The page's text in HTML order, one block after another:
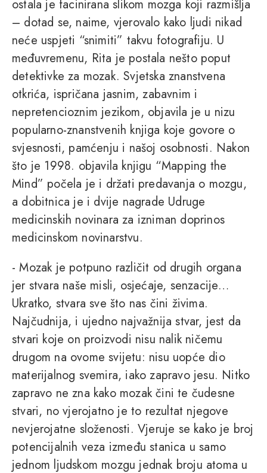
ostala je facinirana slikom mozga koji razmišlja
– dotad se, naime, vjerovalo kako ljudi nikad
neće uspjeti “snimiti” takvu fotografiju. U
međuvremenu, Rita je postala nešto poput
detektivke za mozak. Svjetska znanstvena
otkrića, ispričana jasnim, zabavnim i
nepretencioznim jezikom, objavila je u nizu
popularno-znanstvenih knjiga koje govore o
svjesnosti, pamćenju i našoj osobnosti. Nakon
što je 1998. objavila knjigu “Mapping the
Mind” počela je i držati predavanja o mozgu,
a dobitnica je i dvije nagrade Udruge
medicinskih novinara za izniman doprinos
medicinskom novinarstvu.
- Mozak je potpuno različit od drugih organa
jer stvara naše misli, osjećaje, senzacije…
Ukratko, stvara sve što nas čini živima.
Najčudnija, i ujedno najvažnija stvar, jest da
stvari koje on proizvodi nisu nalik ničemu
drugom na ovome svijetu: nisu uopće dio
materijalnog svemira, iako zapravo jesu. Nitko
zapravo ne zna kako mozak čini te čudesne
stvari, no vjerojatno je to rezultat njegove
nevjerojatne složenosti. Vjeruje se kako je broj
potencijalnih veza između stanica u samo
jednom ljudskom mozgu jednak broju atoma u